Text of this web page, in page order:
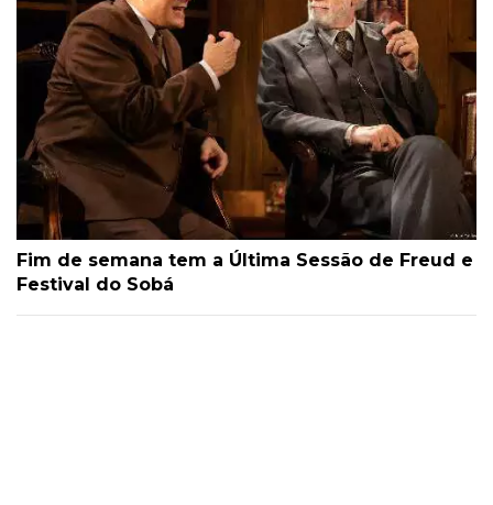
Fim de semana tem a Última Sessão de Freud e
Festival do Sobá